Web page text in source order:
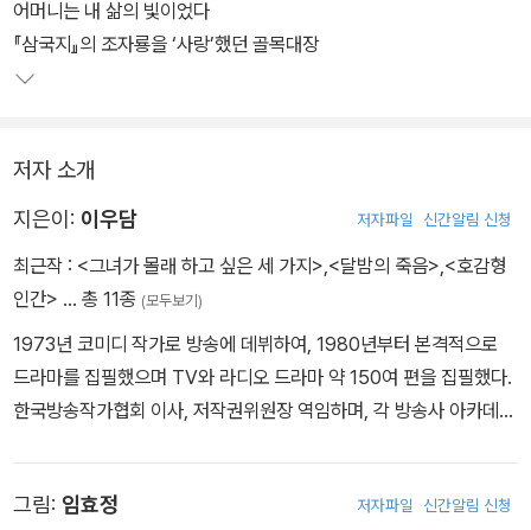
어머니는 내 삶의 빛이었다
『삼국지』의 조자룡을 ‘사랑’했던 골목대장
저자 소개
지은이: 이우담 저자파일 신간알림 신청
최근작 : <그녀가 몰래 하고 싶은 세 가지>,<달밤의 죽음>,<호감형
인간> … 총 11종 (모두보기)
1973년 코미디 작가로 방송에 데뷔하여, 1980년부터 본격적으로
드라마를 집필했으며 TV와 라디오 드라마 약 150여 편을 집필했다.
한국방송작가협회 이사, 저작권위원장 역임하며, 각 방송사 아카데
며, 저서로는 『아줌마 손자병법』, 『여자에게 다 줘라』, 『여자의 자격』,
그림: 임효정 저자파일 신간알림 신청